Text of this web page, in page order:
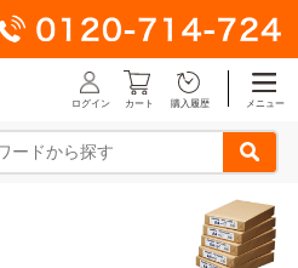
ログイン カート 購入履歴 メニュー